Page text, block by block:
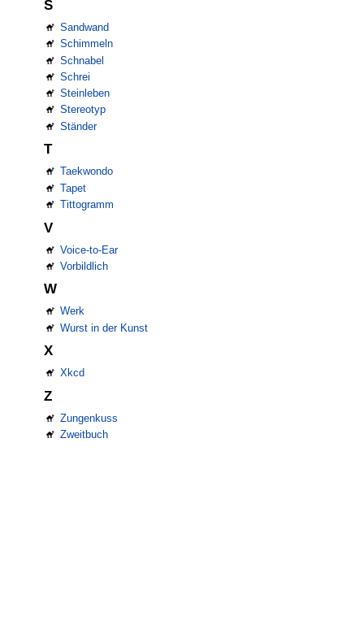
S
Sandwand
Schimmeln
Schnabel
Schrei
Steinleben
Stereotyp
Ständer
T
Taekwondo
Tapet
Tittogramm
V
Voice-to-Ear
Vorbildlich
W
Werk
Wurst in der Kunst
X
Xkcd
Z
Zungenkuss
Zweitbuch